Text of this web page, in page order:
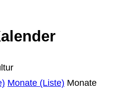
Monate (Liste) Monate